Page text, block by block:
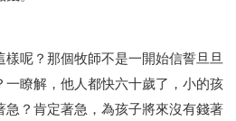
呢？那個牧師不是一開始信誓旦旦
瞭解，他人都快六十歲了，小的孩
？肯定著急，為孩子將來沒有錢著